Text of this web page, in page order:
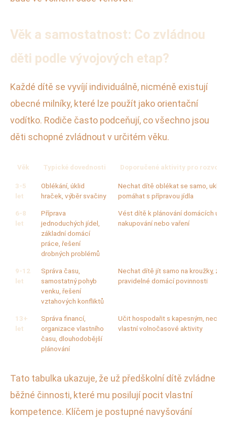
Věk a samostatnost: Co zvládnou
děti podle vývojových etap?
Každé dítě se vyvíjí individuálně, nicméně existují
obecné milníky, které lze použít jako orientační
vodítko. Rodiče často podceňují, co všechno jsou
děti schopné zvládnout v určitém věku.
Věk Typické dovednosti Doporučené aktivity pro rozvoj
3-5
let
Oblékání, úklid
hraček, výběr svačiny
Nechat dítě oblékat se samo,
pomáhat s přípravou jídla
6-8
let
Příprava
jednoduchých jídel,
základní domácí
práce, řešení
drobných problémů
Vést dítě k plánování domácích
nakupování nebo vaření
9-12
let
Správa času,
samostatný pohyb
venku, řešení
vztahových konfliktů
Nechat dítě jít samo na kroužky,
pravidelné domácí povinnosti
13+
let
Správa financí,
organizace vlastního
času, dlouhodobější
plánování
Učit hospodařit s kapesným,
vlastní volnočasové aktivity
Tato tabulka ukazuje, že už předškolní dítě zvládne
běžné činnosti, které mu posilují pocit vlastní
kompetence. Klíčem je postupné navyšování